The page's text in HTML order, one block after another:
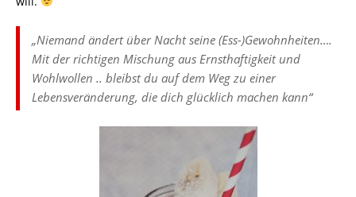
„Niemand ändert über Nacht seine (Ess-)Gewohnheiten….
Mit der richtigen Mischung aus Ernsthaftigkeit und
Wohlwollen .. bleibst du auf dem Weg zu einer
Lebensveränderung, die dich glücklich machen kann“